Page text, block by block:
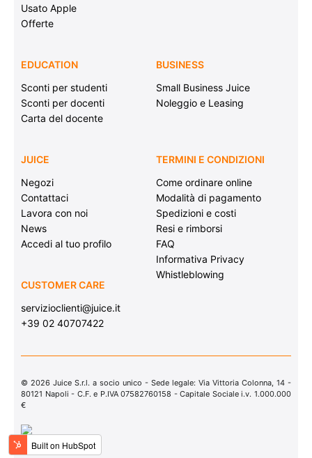
Usato Apple
Offerte
EDUCATION
Sconti per studenti
Sconti per docenti
Carta del docente
BUSINESS
Small Business Juice
Noleggio e Leasing
JUICE
Negozi
Contattaci
Lavora con noi
News
Accedi al tuo profilo
CUSTOMER CARE
servizioclienti@juice.it
+39 02 40707422
TERMINI E CONDIZIONI
Come ordinare online
Modalità di pagamento
Spedizioni e costi
Resi e rimborsi
FAQ
Informativa Privacy
Whistleblowing
© 2026 Juice S.r.l. a socio unico - Sede legale: Via Vittoria Colonna, 14 -
80121 Napoli - C.F. e P.IVA 07582760158 - Capitale Sociale i.v. 1.000.000
€